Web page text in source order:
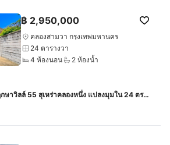
฿ 2,950,000
คลองสามวา กรุงเทพมหานคร
24 ตารางวา
4 ห้องนอน
2 ห้องน้ำ
ษาวิลล์ 55 สุเหร่าคลองหนึ่ง แปลงมุมใน 24 ตรว.